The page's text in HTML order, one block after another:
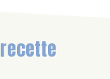
recette